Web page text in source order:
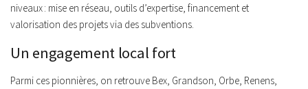
niveaux : mise en réseau, outils d’expertise, financement et
valorisation des projets via des subventions.
Un engagement local fort
Parmi ces pionnières, on retrouve Bex, Grandson, Orbe, Renens,